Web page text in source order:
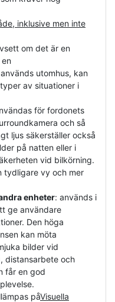
inklusive men inte
om det är en
en
utomhus, kan
av situationer i
för fordonets
och så
ljus säkerställer också
på natten eller i
vid bilkörning.
tydligare vy och mer
enheter: används i
ge användare
Den höga
kan möta
bilder vid
distansarbete och
får en god
påVisuella